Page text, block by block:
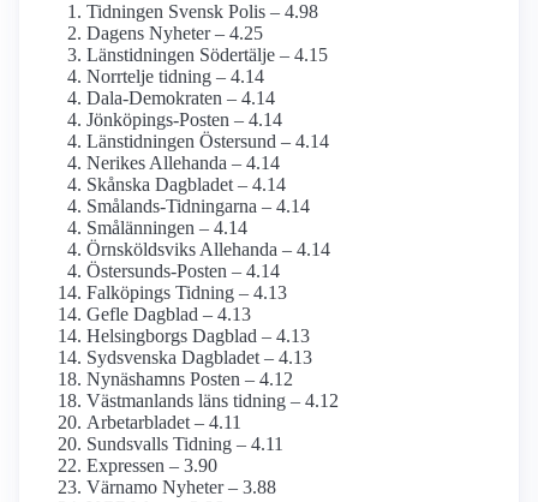
Tidningen Svensk Polis – 4.98
Dagens Nyheter – 4.25
Länstidningen Södertälje – 4.15
Norrtelje tidning – 4.14
Dala-Demokraten – 4.14
Jönköpings-Posten – 4.14
Länstidningen Östersund – 4.14
Nerikes Allehanda – 4.14
Skånska Dagbladet – 4.14
Smålands-Tidningarna – 4.14
Smålänningen – 4.14
Örnsköldsviks Allehanda – 4.14
Östersunds-Posten – 4.14
Falköpings Tidning – 4.13
Gefle Dagblad – 4.13
Helsingborgs Dagblad – 4.13
Sydsvenska Dagbladet – 4.13
Nynäshamns Posten – 4.12
Västmanlands läns tidning – 4.12
Arbetarbladet – 4.11
Sundsvalls Tidning – 4.11
Expressen – 3.90
Värnamo Nyheter – 3.88